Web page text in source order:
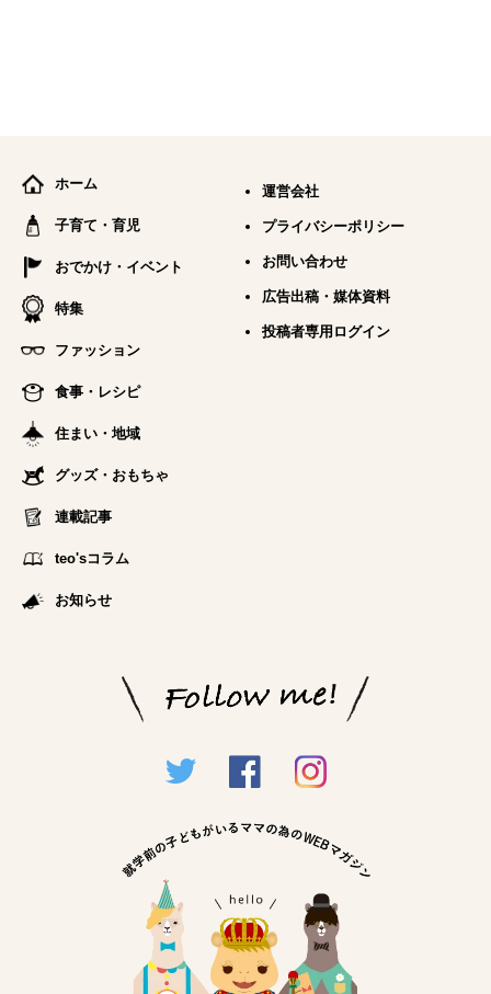
ホーム
子育て・育児
おでかけ・イベント
特集
ファッション
食事・レシピ
住まい・地域
グッズ・おもちゃ
連載記事
teo'sコラム
お知らせ
運営会社
プライバシーポリシー
お問い合わせ
広告出稿・媒体資料
投稿者専用ログイン